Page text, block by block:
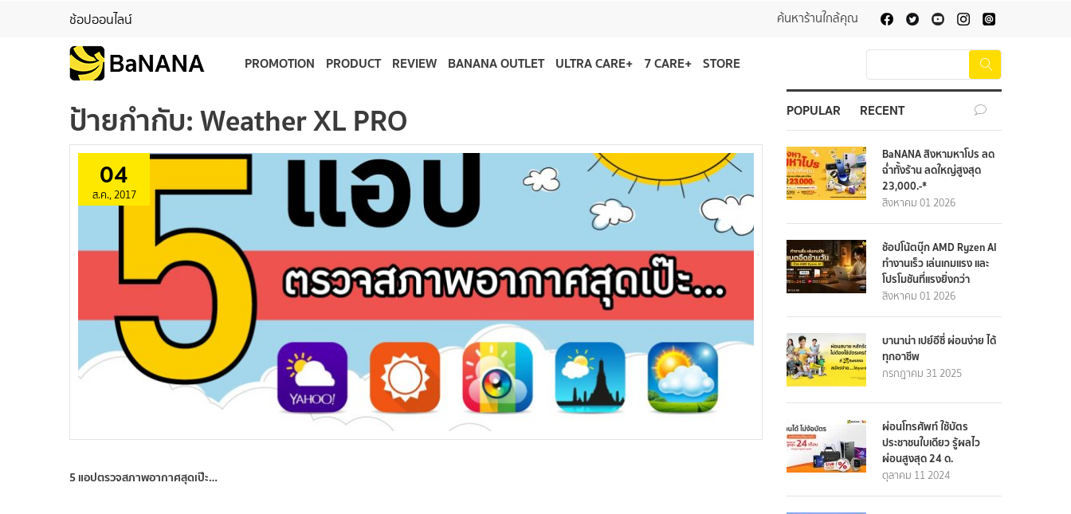
ช้อปออนไลน์ ค้นหาร้านใกล้คุณ
PROMOTION PRODUCT REVIEW BANANA OUTLET ULTRA CARE+ 7 CARE+ STORE
ป้ายกำกับ:Weather XL PRO
04
ส.ค., 2017
5 แอปตรวจสภาพอากาศสุดเป๊ะ…
POPULAR RECENT
BaNANA สิงหามหาโปร ลด
ฉ่ำทั้งร้าน ลดใหญ่สูงสุด
23,000.-*
สิงหาคม 01 2026
ช้อปโน้ตบุ๊ก AMD Ryzen AI
ทำงานเร็ว เล่นเกมแรง และ
โปรโมชันที่แรงยิ่งกว่า
สิงหาคม 01 2026
บานาน่า เปย์อีซี่ ผ่อนง่าย ได้
ทุกอาชีพ
กรกฎาคม 31 2025
ผ่อนโทรศัพท์ ใช้บัตร
ประชาชนใบเดียว รู้ผลไว
ผ่อนสูงสุด 24 ด.
ตุลาคม 11 2024